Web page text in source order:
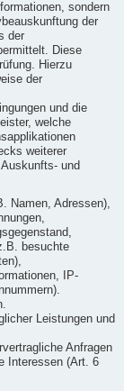
sondern
der
der
Diese
Hierzu
der
und die
welche
weiterer
und
Namen, Adressen),
besuchte
IP-
Leistungen und
Anfragen
Interessen (Art. 6